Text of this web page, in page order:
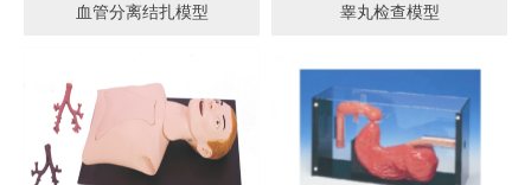
血管分离结扎模型 睾丸检查模型